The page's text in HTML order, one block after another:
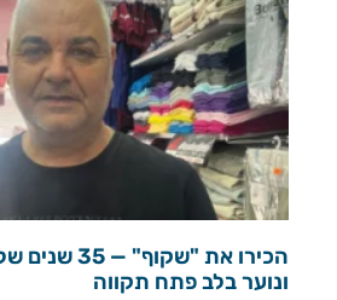
הכירו את
ונוער בלב פתח תקווה